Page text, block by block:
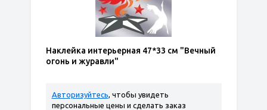
Наклейка интерьерная 47*33 см "Вечный
огонь и журавли"
Авторизуйтесь, чтобы увидеть
персональные цены и сделать заказ